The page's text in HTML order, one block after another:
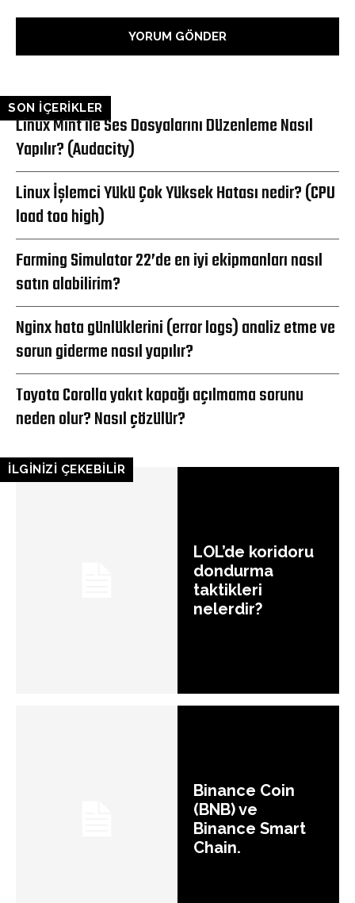
SON İÇERİKLER
Linux Mint ile Ses Dosyalarını Düzenleme Nasıl
Yapılır? (Audacity)
Linux İşlemci Yükü Çok Yüksek Hatası nedir? (CPU
load too high)
Farming Simulator 22’de en iyi ekipmanları nasıl
satın alabilirim?
Nginx hata günlüklerini (error logs) analiz etme ve
sorun giderme nasıl yapılır?
Toyota Corolla yakıt kapağı açılmama sorunu
neden olur? Nasıl çözülür?
İLGİNİZİ ÇEKEBİLİR
LOL’de koridoru
dondurma
taktikleri
nelerdir?
Binance Coin
(BNB) ve
Binance Smart
Chain.